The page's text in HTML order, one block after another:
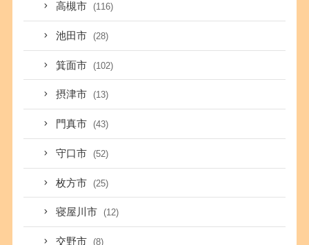
高槻市 (116)
池田市 (28)
箕面市 (102)
摂津市 (13)
門真市 (43)
守口市 (52)
枚方市 (25)
寝屋川市 (12)
交野市 (8)